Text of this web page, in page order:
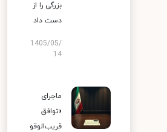
بزرگی را از
دست داد
1405/05/
14
ماجرای
«توافق
قریب‌الوقو